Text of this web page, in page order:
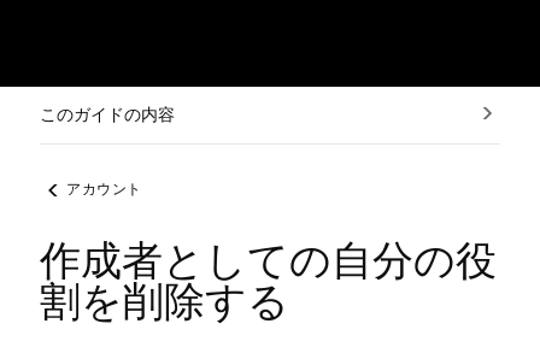
このガイドの内容
アカウント
作成者としての自分の役
割を削除する